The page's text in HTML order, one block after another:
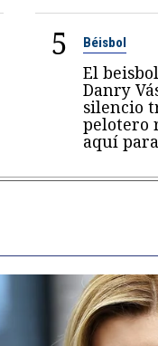
5 Béisbol
El
Danry
silencio
pelotero
aquí